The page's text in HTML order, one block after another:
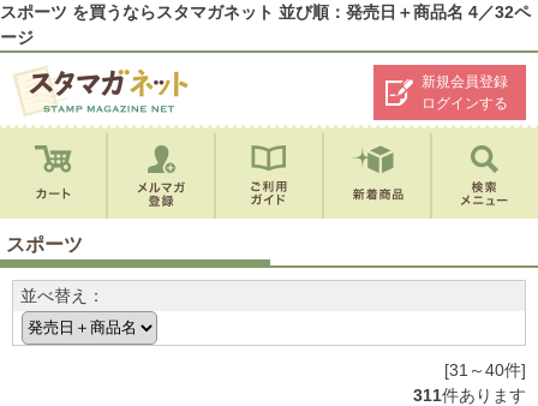
スポーツ を買うならスタマガネット 並び順：発売日＋商品名 4／32ペ
ージ
新規会員登録
ログインする
スポーツ
並べ替え：
[31～40件]
311件あります